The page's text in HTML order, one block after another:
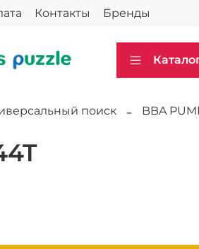
Контакты Бренды
поиск BBA